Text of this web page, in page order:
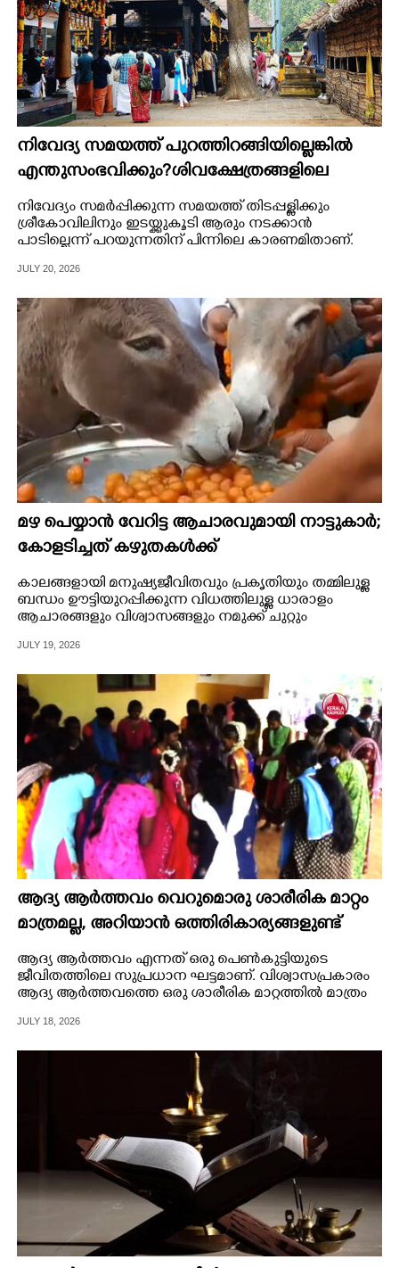
നിവേദ്യ സമയത്ത് പുറത്തിറങ്ങിയില്ലെങ്കിൽ
എന്തുസംഭവിക്കും?ശിവക്ഷേത്രങ്ങളിലെ
വ്യത്യസ്ത ആചാരത്തിന് പിന്നിലെ രഹസ്യം
നിവേദ്യം സമർപ്പിക്കുന്ന സമയത്ത് തിടപ്പള്ളിക്കും
ശ്രീകോവിലിനും ഇടയ്ക്കുകൂടി ആരും നടക്കാൻ
പാടില്ലെന്ന് പറയുന്നതിന് പിന്നിലെ കാരണമിതാണ്.
JULY 20, 2026
മഴ പെയ്യാൻ വേറിട്ട ആചാരവുമായി നാട്ടുകാർ;
കോളടിച്ചത് കഴുതകൾക്ക്
കാലങ്ങളായി മനുഷ്യജീവിതവും പ്രകൃതിയും തമ്മിലുള്ള
ബന്ധം ഊട്ടിയുറപ്പിക്കുന്ന വിധത്തിലുള്ള ധാരാളം
ആചാരങ്ങളും വിശ്വാസങ്ങളും നമുക്ക് ചുറ്റും
JULY 19, 2026
ആദ്യ ആർത്തവം വെറുമൊരു ശാരീരിക മാറ്റം
മാത്രമല്ല, അറിയാൻ ഒത്തിരികാര്യങ്ങളുണ്ട്
ആദ്യ ആർത്തവം എന്നത് ഒരു പെൺകുട്ടിയുടെ
ജീവിതത്തിലെ സുപ്രധാന ഘട്ടമാണ്. വിശ്വാസപ്രകാരം
ആദ്യ ആർത്തവത്തെ ഒരു ശാരീരിക മാറ്റത്തിൽ മാത്രം
JULY 18, 2026